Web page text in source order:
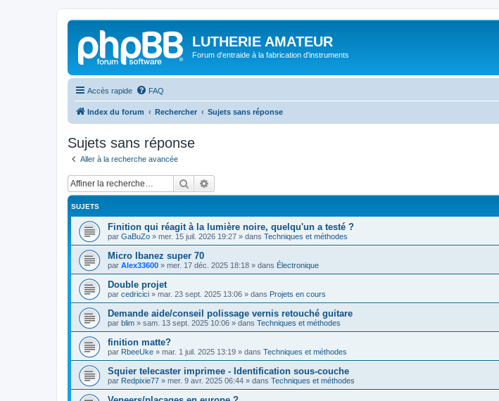
LUTHERIE AMATEUR
Forum d'entraide à la fabrication d'instruments
Accès rapide FAQ
Index du forum Rechercher Sujets sans réponse
Sujets sans réponse
Aller à la recherche avancée
Rechercher
SUJETS
Finition qui réagit à la lumière noire, quelqu'un a testé ?
par GaBuZo » mer. 15 juil. 2026 19:27 » dans Techniques et méthodes
Micro Ibanez super 70
par Alex33600 » mer. 17 déc. 2025 18:18 » dans Électronique
Double projet
par cedricici » mar. 23 sept. 2025 13:06 » dans Projets en cours
Demande aide/conseil polissage vernis retouché guitare
par blim » sam. 13 sept. 2025 10:06 » dans Techniques et méthodes
finition matte?
par RbeeUke » mar. 1 juil. 2025 13:19 » dans Techniques et méthodes
Squier telecaster imprimee - Identification sous-couche
par Redpixie77 » mer. 9 avr. 2025 06:44 » dans Techniques et méthodes